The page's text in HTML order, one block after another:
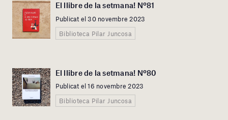
El llibre de la setmana! Nº81
Publicat el 30 novembre 2023
Biblioteca Pilar Juncosa
El llibre de la setmana! Nº80
Publicat el 16 novembre 2023
Biblioteca Pilar Juncosa